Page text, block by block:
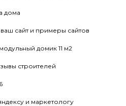
дома
сайт и примеры сайтов
домик 11 м2
строителей
и маркетологу